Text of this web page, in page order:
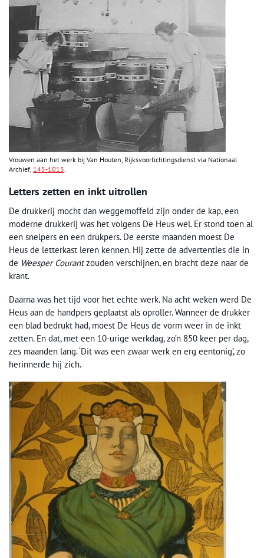
Vrouwen aan het werk bij Van Houten, Rijksvoorlichtingsdienst via Nationaal
Archief, 145-1015
Letters zetten en inkt uitrollen
De drukkerij mocht dan weggemoffeld zijn onder de kap, een
moderne drukkerij was het volgens De Heus wel. Er stond toen al
een snelpers en een drukpers. De eerste maanden moest De
Heus de letterkast leren kennen. Hij zette de advertenties die in
de Weesper Courantzouden verschijnen, en bracht deze naar de
krant.
Daarna was het tijd voor het echte werk. Na acht weken werd De
Heus aan de handpers geplaatst als oproller. Wanneer de drukker
een blad bedrukt had, moest De Heus de vorm weer in de inkt
zetten. En dat, met een 10-urige werkdag, zo’n 850 keer per dag,
zes maanden lang. ‘Dit was een zwaar werk en erg eentonig’, zo
herinnerde hij zich.